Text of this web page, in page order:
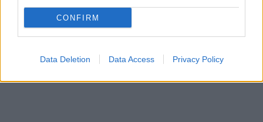
CONFIRM
Data Deletion Data Access Privacy Policy